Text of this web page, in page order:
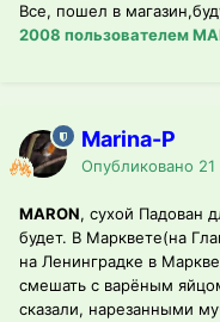
Все, пошел в
2008 пользователем
Marina-P
Опубликовано
MARON, сухой Падован
будет. В Марквете(на
на Ленинградке в
смешать с варёным
сказали, нарезанными